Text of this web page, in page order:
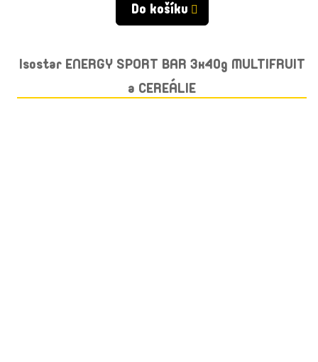
Do košíku
Isostar ENERGY SPORT BAR 3x40g MULTIFRUIT
a CEREÁLIE